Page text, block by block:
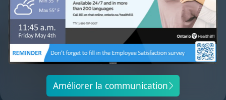
Améliorer la communication